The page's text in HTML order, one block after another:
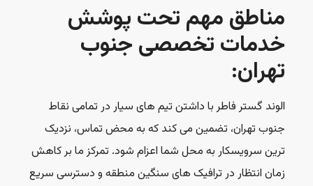
مناطق مهم تحت پوشش
خدمات تخصصی جنوب
تهران:
الوند گستر فاطر با داشتن تیم های سیار در تمامی نقاط
جنوب تهران، تضمین می کند که به محض تماس، نزدیک
ترین سرویسکار به محل شما اعزام شود. تمرکز ما بر کاهش
زمان انتظار در ترافیک های سنگین منطقه و دسترسی سریع